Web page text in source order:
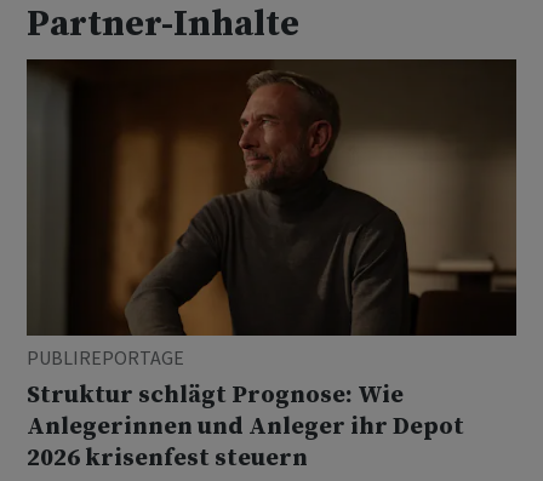
Partner-Inhalte
PUBLIREPORTAGE
Struktur schlägt Prognose: Wie
Anlegerinnen und Anleger ihr Depot
2026 krisenfest steuern